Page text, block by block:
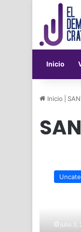
Inicio
Inicio
Adán
Augusto
migrantesjulio 3,